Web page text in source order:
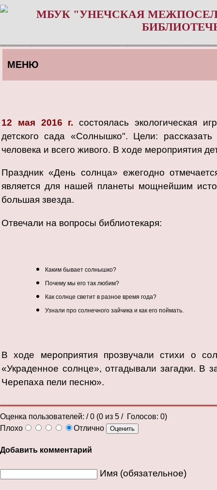
МБУК "УНЕЧСКАЯ
МЕНЮ
12 мая 2016 г.
состоялась экологическая
детского сада «Солнышко". Цели:
человека и всего живого. В ходе мероприятия
Праздник «День солнца» ежегодно
является для нашей планеты мощнейшим
большая звезда.
Отвечали на вопросы библиотекаря:
Каким бывает солнышко?
Почему мы его так любим?
Как солнце светит в разное время года?
Узнали про солнечного зайчика и как его поймать.
В ходе мероприятия прозвучали стихи о
«Украденное солнце», отгадывали загадки. В
Черепаха пели песню».
Оценка пользователей: / 0 (0 из 5 / Голосов: 0)
Плохо
Отлично
Добавить комментарий
Имя (обязательное)